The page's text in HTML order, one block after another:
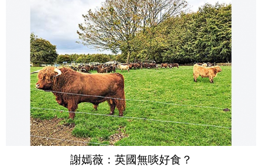
謝嫣薇：英國無啖好食？